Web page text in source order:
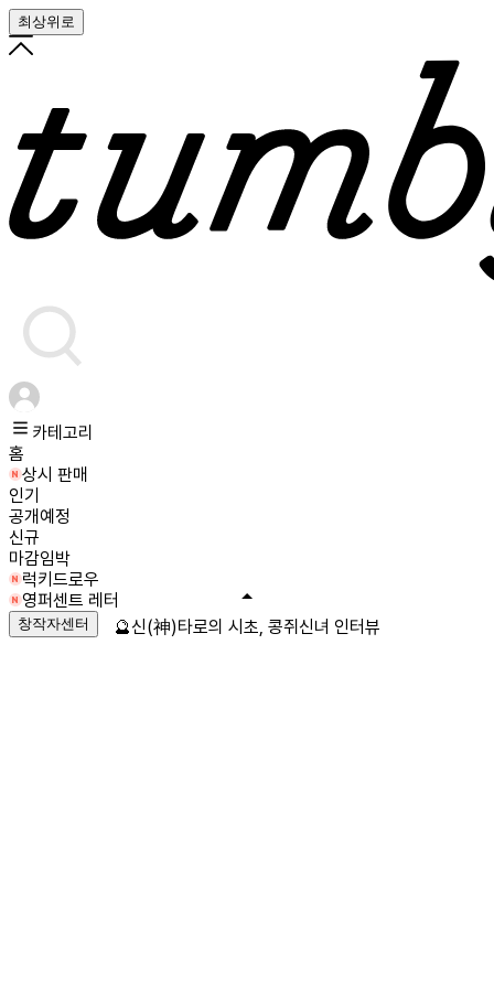
최상위로
카테고리
홈
상시 판매
인기
공개예정
신규
마감임박
럭키드로우
영퍼센트 레터
창작자센터 🔮신(神)타로의 시초, 콩쥐신녀 인터뷰